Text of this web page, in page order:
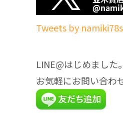
Tweets by
LINE@はじめました。
お気軽にお問い合わ